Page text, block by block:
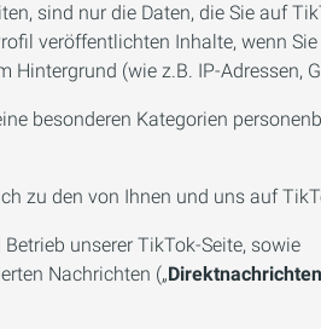
sind nur die Daten, die Sie auf
veröffentlichten Inhalte, wenn
(wie z.B. IP-
besonderen Kategorien
zu den von Ihnen und uns auf
unserer TikTok-Seite, sowie
Nachrichten („Direktnachrichten